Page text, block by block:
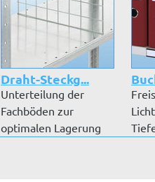
Draht-Steckg...
Unterteilung der
Fachböden zur
optimalen Lagerung